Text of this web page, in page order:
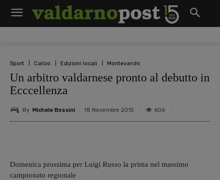
Sport Calcio Edizioni locali Montevarchi
Un arbitro valdarnese pronto al debutto in
Ecccellenza
By Michele Bossini 18 Novembre 2015 606
Domenica prossima per Luigi Russo la prima nel massimo
campionato regionale